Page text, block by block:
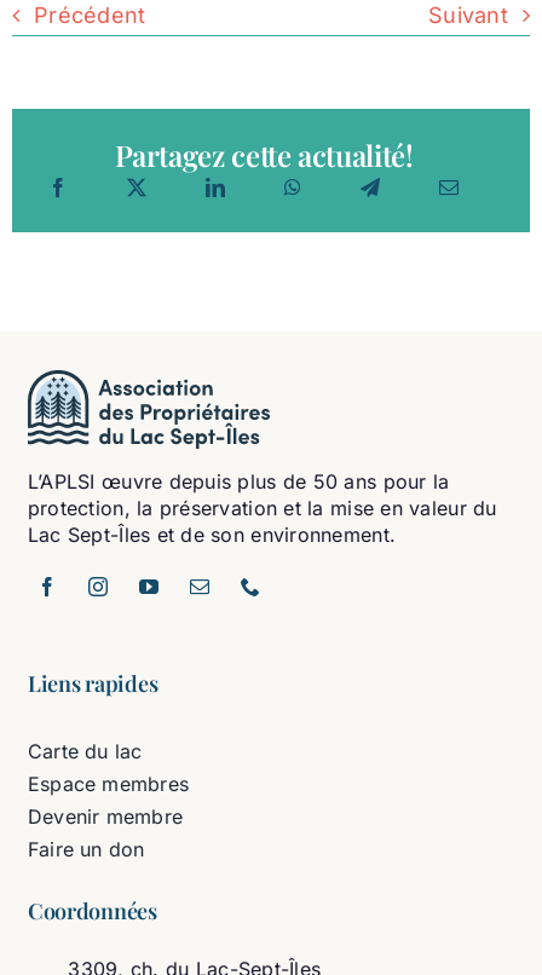
Précédent Suivant
Partagez cette actualité!
L’APLSI œuvre depuis plus de 50 ans pour la
protection, la préservation et la mise en valeur du
Lac Sept-Îles et de son environnement.
Liens rapides
Carte du lac
Espace membres
Devenir membre
Faire un don
Coordonnées
3309, ch. du Lac-Sept-Îles